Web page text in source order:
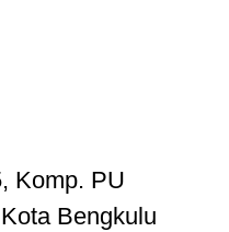
Komp. PU
Bengkulu